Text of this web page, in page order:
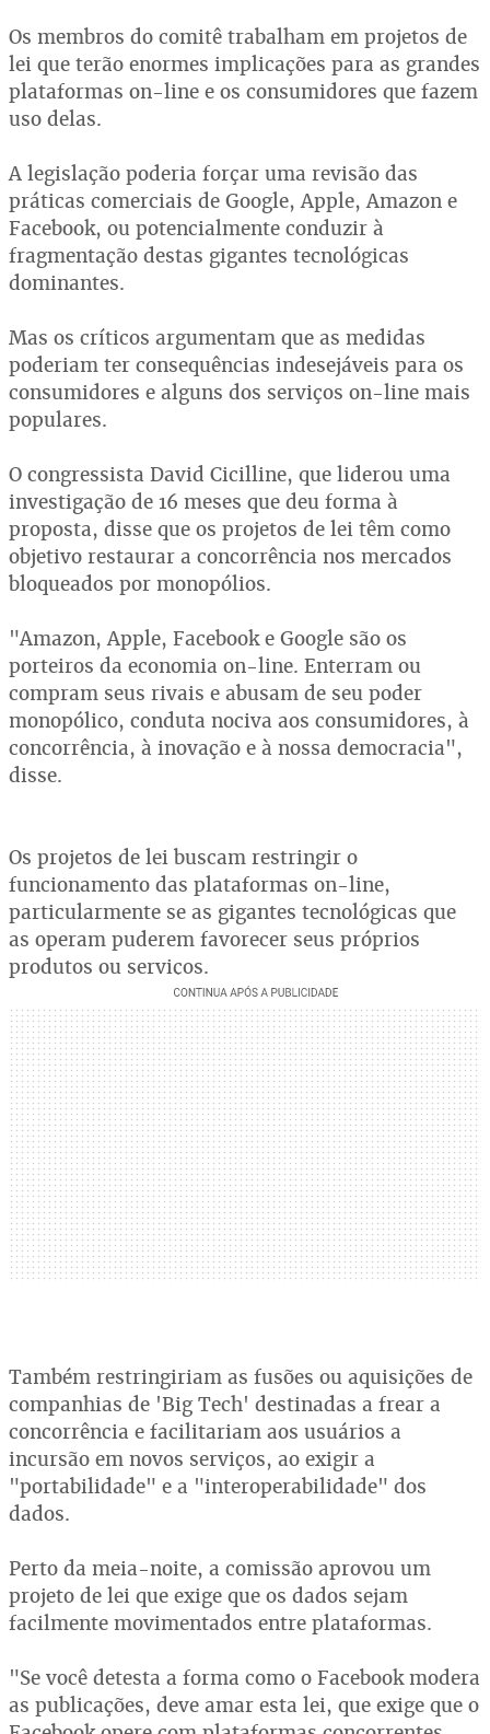
Os membros do comitê trabalham em projetos de
lei que terão enormes implicações para as grandes
plataformas on-line e os consumidores que fazem
uso delas.
A legislação poderia forçar uma revisão das
práticas comerciais de Google, Apple, Amazon e
Facebook, ou potencialmente conduzir à
fragmentação destas gigantes tecnológicas
dominantes.
Mas os críticos argumentam que as medidas
poderiam ter consequências indesejáveis para os
consumidores e alguns dos serviços on-line mais
populares.
O congressista David Cicilline, que liderou uma
investigação de 16 meses que deu forma à
proposta, disse que os projetos de lei têm como
objetivo restaurar a concorrência nos mercados
bloqueados por monopólios.
"Amazon, Apple, Facebook e Google são os
porteiros da economia on-line. Enterram ou
compram seus rivais e abusam de seu poder
monopólico, conduta nociva aos consumidores, à
concorrência, à inovação e à nossa democracia",
disse.
Os projetos de lei buscam restringir o
funcionamento das plataformas on-line,
particularmente se as gigantes tecnológicas que
as operam puderem favorecer seus próprios
produtos ou serviços.
Também restringiriam as fusões ou aquisições de
companhias de 'Big Tech' destinadas a frear a
concorrência e facilitariam aos usuários a
incursão em novos serviços, ao exigir a
"portabilidade" e a "interoperabilidade" dos
dados.
Perto da meia-noite, a comissão aprovou um
projeto de lei que exige que os dados sejam
facilmente movimentados entre plataformas.
"Se você detesta a forma como o Facebook modera
as publicações, deve amar esta lei, que exige que o